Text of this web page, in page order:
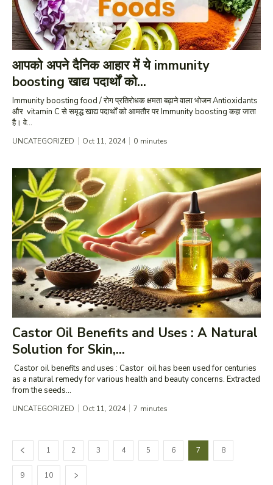
आपको अपने दैनिक आहार में ये immunity
boosting खाद्य पदार्थों को...
Immunity boosting food / रोग प्रतिरोधक क्षमता बढ़ाने वाला भोजन Antioxidants
और vitamin C से समृद्ध खाद्य पदार्थों को आमतौर पर Immunity boosting कहा जाता
है। वे...
UNCATEGORIZED Oct 11, 2024 0 minutes
Castor Oil Benefits and Uses : A Natural
Solution for Skin,...
Castor oil benefits and uses : Castor oil has been used for centuries
as a natural remedy for various health and beauty concerns. Extracted
from the seeds...
UNCATEGORIZED Oct 11, 2024 7 minutes
1 2 3 4 5 6 7 8
9 10